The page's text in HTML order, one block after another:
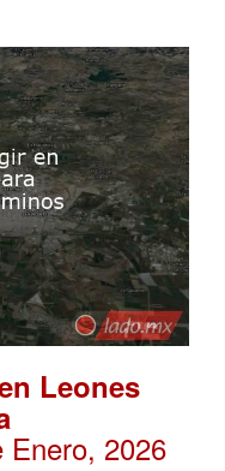
Leones
Enero, 2026